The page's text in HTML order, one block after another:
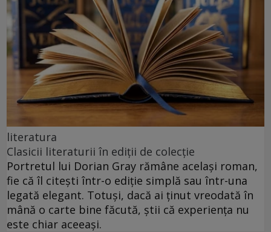
literatura
Clasicii literaturii în ediții de colecție
Portretul lui Dorian Gray rămâne același roman,
fie că îl citești într-o ediție simplă sau într-una
legată elegant. Totuși, dacă ai ținut vreodată în
mână o carte bine făcută, știi că experiența nu
este chiar aceeași.